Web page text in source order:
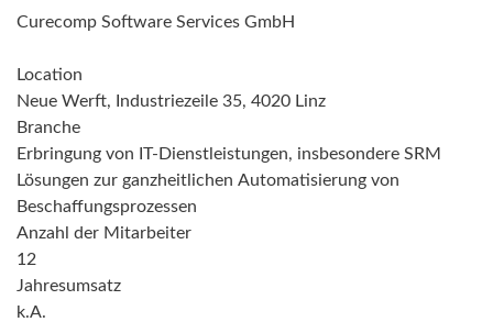
Curecomp Software Services GmbH
Location
Neue Werft, Industriezeile 35, 4020 Linz
Branche
Erbringung von IT-Dienstleistungen, insbesondere SRM
Lösungen zur ganzheitlichen Automatisierung von
Beschaffungsprozessen
Anzahl der Mitarbeiter
12
Jahresumsatz
k.A.